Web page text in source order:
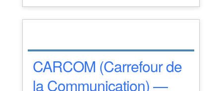
CARCOM (Carrefour de
la Communication) —